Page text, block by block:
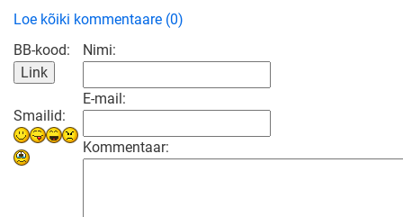
Loe kõiki kommentaare (0)
BB-kood:
Smailid:
Nimi:
E-mail:
Kommentaar: